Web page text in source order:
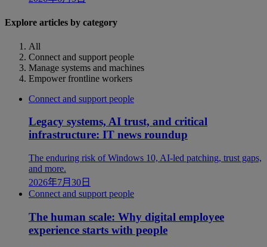
Explore articles by category
All
Connect and support people
Manage systems and machines
Empower frontline workers
Connect and support people
Legacy systems, AI trust, and critical
infrastructure: IT news roundup
The enduring risk of Windows 10, AI-led patching, trust gaps,
and more.
2026年7月30日
Connect and support people
The human scale: Why digital employee
experience starts with people